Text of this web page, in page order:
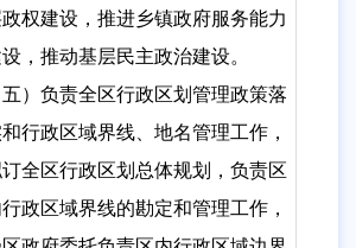
政权建设，推进乡镇政府服务能力
，推动基层民主政治建设。
五）负责全区行政区划管理政策落
行政区域界线、地名管理工作，
全区行政区划总体规划，负责区
政区域界线的勘定和管理工作，